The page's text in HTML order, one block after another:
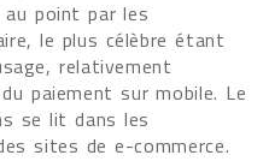
point par les
le plus célèbre étant
relativement
paiement sur mobile. Le
se lit dans les
sites de e-commerce.